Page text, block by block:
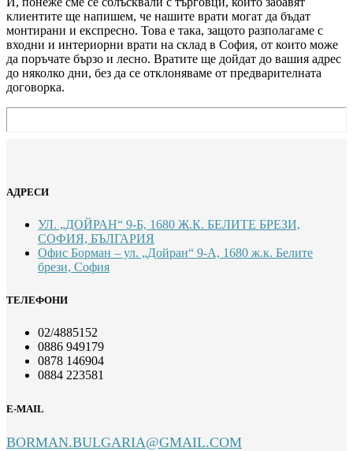
клиентите ще напишем, че нашите врати могат да бъдат
монтирани и експресно. Това е така, защото разполагаме с
входни и интериорни врати на склад в София, от които може
да поръчате бързо и лесно. Вратите ще дойдат до вашия адрес
до няколко дни, без да се отклоняваме от предварителната
договорка.
АДРЕСИ
УЛ. „ДОЙРАН“ 9-Б, 1680 Ж.К. БЕЛИТЕ БРЕЗИ,
СОФИЯ, БЪЛГАРИЯ
Офис Борман – ул. „Дойран“ 9-А, 1680 ж.к. Белите
брези, София
ТЕЛЕФОНИ
02/4885152
0886 949179
0878 146904
0884 223581
E-MAIL
BORMAN.BULGARIA@GMAIL.COM